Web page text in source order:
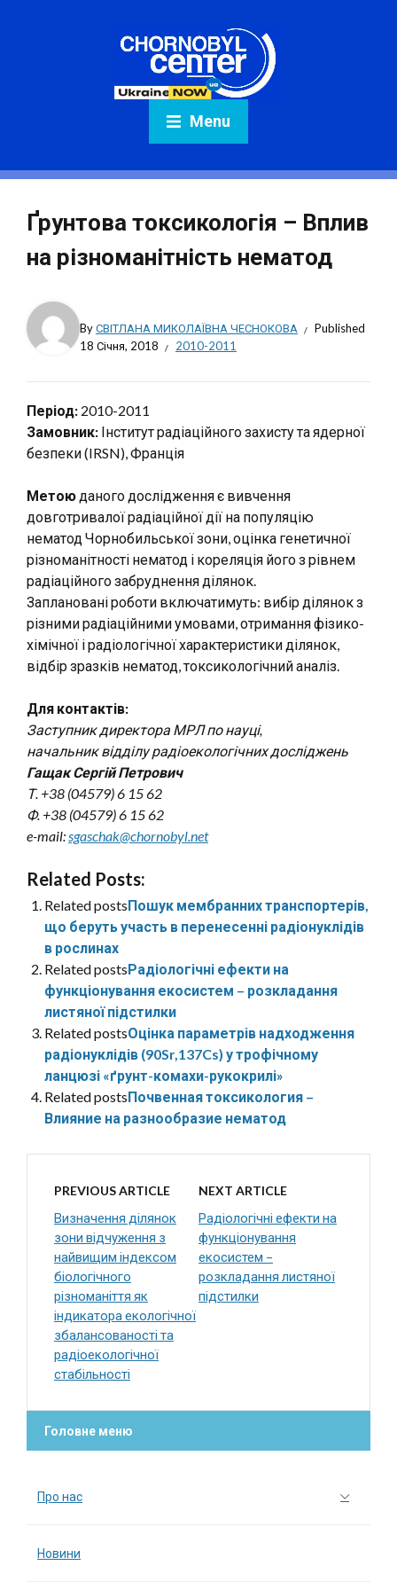
Menu
Ґрунтова токсикологія – Вплив
на різноманітність нематод
ByСВІТЛАНА МИКОЛАЇВНА ЧЕСНОКОВА
Published
18 Січня, 2018
2010-2011
Період: 2010-2011
Замовник: Інститут радіаційного захисту та ядерної
безпеки (IRSN), Франція
Метою даного дослідження є вивчення
довготривалої радіаційної дії на популяцію
нематод Чорнобильської зони, оцінка генетичної
різноманітності нематод і кореляція його з рівнем
радіаційного забруднення ділянок.
Заплановані роботи включатимуть: вибір ділянок з
різними радіаційними умовами, отримання фізико-
хімічної і радіологічної характеристики ділянок,
відбір зразків нематод, токсикологічний аналіз.
Для контактів:
Заступник директора МРЛ по науці,
начальник відділу радіоекологічних досліджень
Гащак Сергій Петрович
Т. +38 (04579) 6 15 62
Ф. +38 (04579) 6 15 62
e-mail:sgaschak@chornobyl.net
Related Posts:
Related postsПошук мембранних транспортерів,
що беруть участь в перенесенні радіонуклідів
в рослинах
Related postsРадіологічні ефекти на
функціонування екосистем – розкладання
листяної підстилки
Related postsОцінка параметрів надходження
радіонуклідів (90Sr,137Cs) у трофічному
ланцюзі «ґрунт-комахи-рукокрилі»
Related postsПочвенная токсикология –
Влияние на разнообразие нематод
PREVIOUS ARTICLE
Визначення ділянок
зони відчуження з
найвищим індексом
біологічного
різноманіття як
індикатора екологічної
збалансованості та
радіоекологічної
стабільності
NEXT ARTICLE
Радіологічні ефекти на
функціонування
екосистем –
розкладання листяної
підстилки
Головне меню
Про нас
Новини